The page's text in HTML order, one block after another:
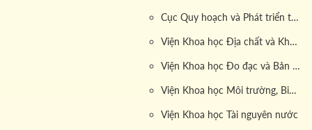
môn, am hiểu sâu sắc về kết cấu xây dựng để đảm bảo
Môi Trường Miền Đông, thương hiệu hàng đầu về dịch
vụ cải tạo & sửa chữa nhà tại TP. HCM, Bình Dương,
Đồng Nai, Vũng Tàu và Long An, được vận hành bởi
tầm nhìn chiến lược, chúng tôi luôn thực hiện những
Cục Quy hoạch và Phát triển tài nguyên đất
Viện Khoa học Địa chất và Khoáng sản
Viện Khoa học Đo đạc và Bản đồ
Viện Khoa học Môi trường, Biển và Hải đảo
Viện Khoa học Tài nguyên nước